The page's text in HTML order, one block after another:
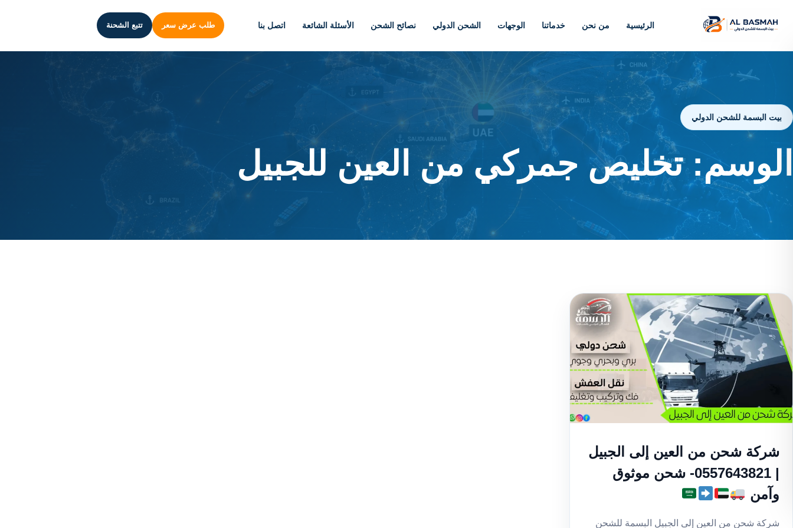
الرئيسية من نحن خدماتنا الوجهات الشحن الدولي نصائح الشحن الأسئلة الشائعة اتصل بنا طلب عرض سعر تتبع الشحنة
بيت البسمة للشحن الدولي
الوسم:تخليص جمركي من العين للجبيل
شركة شحن من العين إلى الجبيل
| 0557643821- شحن موثوق
وآمن
شركة شحن من العين إلى الجبيل البسمة للشحن